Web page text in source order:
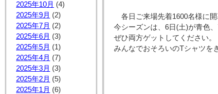
2025年10月 (4)
2025年9月 (2)
2025年7月 (2)
2025年6月 (3)
2025年5月 (1)
2025年4月 (7)
2025年3月 (3)
2025年2月 (5)
2025年1月 (6)
各日ご来場先着1600名様に
今シーズンは、6日(土)が青色
ぜひ両方ゲットしてください。
みんなでおそろいのTシャツを